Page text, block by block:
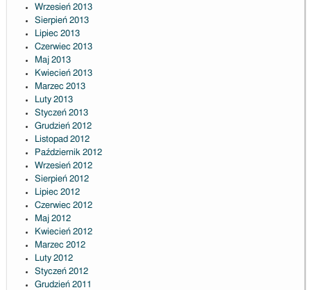
Wrzesień 2013
Sierpień 2013
Lipiec 2013
Czerwiec 2013
Maj 2013
Kwiecień 2013
Marzec 2013
Luty 2013
Styczeń 2013
Grudzień 2012
Listopad 2012
Październik 2012
Wrzesień 2012
Sierpień 2012
Lipiec 2012
Czerwiec 2012
Maj 2012
Kwiecień 2012
Marzec 2012
Luty 2012
Styczeń 2012
Grudzień 2011